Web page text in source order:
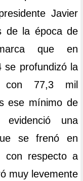
Javier
de la época de
que en
se profundizó la
con 77,3 mil
ese mínimo de
una
se frenó en
con respecto a
muy levemente